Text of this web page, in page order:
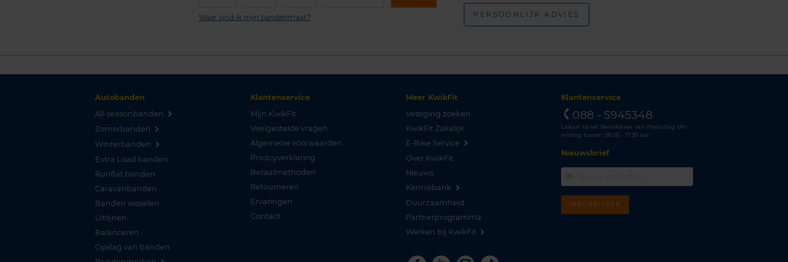
Waar vind ik mijn bandenmaat? PERSOONLIJK ADVIES
Autobanden
All-seasonbanden
Zomerbanden
Winterbanden
Extra Load banden
Runflat banden
Caravanbanden
Banden wisselen
Uitlijnen
Balanceren
Opslag van banden
Klantenservice
Mijn KwikFit
Veelgestelde vragen
Algemene voorwaarden
Privacyverklaring
Betaalmethoden
Retourneren
Ervaringen
Contact
Meer KwikFit
Vestiging zoeken
KwikFit Zakelijk
E-Bike Service
Over KwikFit
Nieuws
Kennisbank
Duurzaamheid
Partnerprogramma
Werken bij KwikFit
Klantenservice
088 - 5945348
Lokaal tarief. Bereikbaar van maandag t/m
vrijdag tussen 08.00 - 17.30 uur.
Nieuwsbrief
INSCHRIJVEN